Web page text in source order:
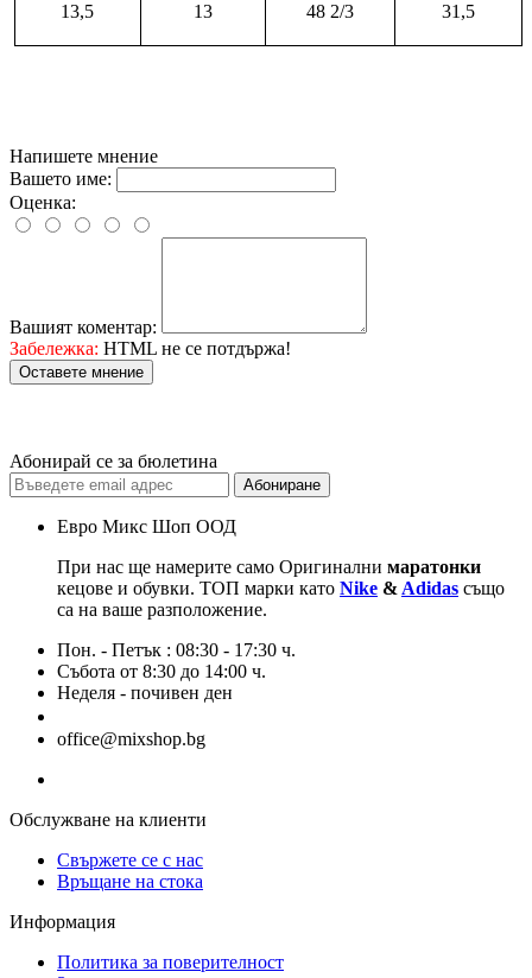
13,5 13 48 2/3 31,5
Напишете мнение
Вашето име:
Оценка:
Вашият коментар:
Забележка: HTML не се потдържа!
Оставете мнение
Абонирай се за бюлетина
Абониране
Евро Микс Шоп ООД
При нас ще намерите само Оригинални маратонки
кецове и обувки. ТОП марки като Nike & Adidas също
са на ваше разположение.
Пон. - Петък : 08:30 - 17:30 ч.
Събота от 8:30 до 14:00 ч.
Неделя - почивен ден
office@mixshop.bg
Обслужване на клиенти
Свържете се с нас
Връщане на стока
Информация
Политика за поверителност